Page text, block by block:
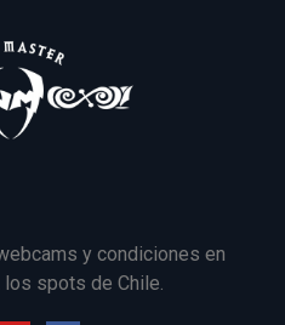
y condiciones en
spots de Chile.